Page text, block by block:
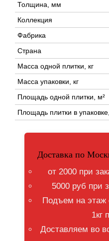
Толщина, мм
Коллекция
Фабрика
Страна
Масса одной плитки, кг
Масса упаковки, кг
Площадь одной плитки, м²
Площадь плитки в
Доставка по
от 2000 при
5000 руб при
Подъем на этаж
1кг
Доставляем во